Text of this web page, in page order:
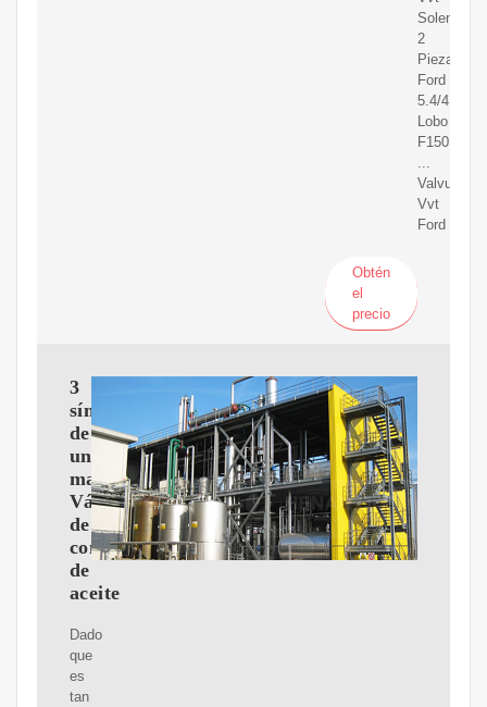
Solenoide
2
Piezas
Ford
5.4/4.6
Lobo
F150
Valvula
Vvt
Ford
Obtén
el
precio
3
síntomas
de
una
mala
Válvula
de
control
de
aceite
Dado
que
es
tan